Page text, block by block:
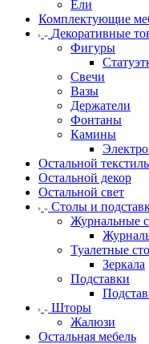
Ели
Комплектующие
Декоративные
Фигуры
Свечи
Вазы
Держатели
Фонтаны
Камины
Остальной текстиль
Остальной декор
Остальной свет
Столы и
Журнальные
Туалетные
Зеркала
Подставки
Шторы
Жалюзи
Остальная мебель